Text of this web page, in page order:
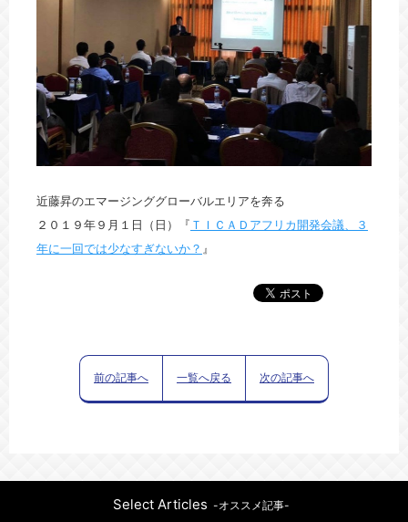
近藤昇のエマージンググローバルエリアを奔る
２０１９年９月１日（日）『 ＴＩＣＡＤアフリカ開発会議、３
年に一回では少なすぎないか？ 』
前の記事へ 一覧へ戻る 次の記事へ
Select Articles -オススメ記事-